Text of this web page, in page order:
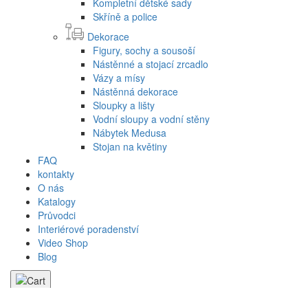
Skříně a police
Dekorace
Figury, sochy a sousoší
Nástěnné a stojací zrcadlo
Vázy a mísy
Nástěnná dekorace
Sloupky a lišty
Vodní sloupy a vodní stěny
Nábytek Medusa
Stojan na květiny
FAQ
kontakty
O nás
Katalogy
Průvodci
Interiérové poradenství
Video Shop
Blog